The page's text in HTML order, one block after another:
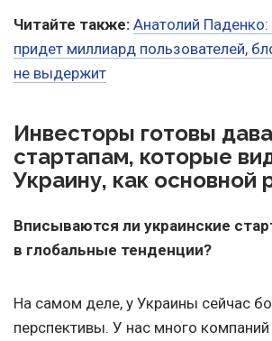
Читайте также: Анатолий Паденко:
придет миллиард пользователей,
не выдержит
Инвесторы готовы
стартапам, которые
Украину, как основной
Вписываются ли украинские
в глобальные тенденции?
На самом деле, у Украины сейчас
перспективы. У нас много